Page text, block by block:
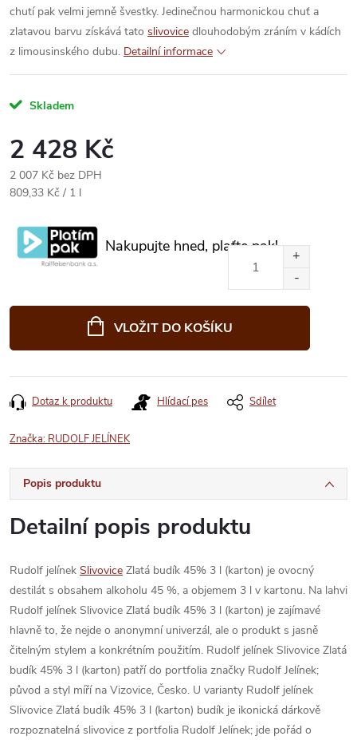
chutí pak velmi jemně švestky. Jedinečnou harmonickou chuť a
zlatavou barvu získává tato slivovice dlouhodobým zráním v kádích
z limousinského dubu. Detailní informace
Skladem
2 428 Kč
2 007 Kč bez DPH
Měrná
809,33 Kč / 1 l
Nakupujte hned, plaťte pak!
VLOŽIT DO KOŠÍKU
Dotaz k produktu Hlídací pes Sdílet
Značka: RUDOLF JELÍNEK
Popis produktu
Detailní popis produktu
Rudolf jelínek Slivovice Zlatá budík 45% 3 l (karton) je ovocný
destilát s obsahem alkoholu 45 %, a objemem 3 l v kartonu. Na lahvi
Rudolf jelínek Slivovice Zlatá budík 45% 3 l (karton) je zajímavé
hlavně to, že nejde o anonymní univerzál, ale o produkt s jasně
čitelným stylem a konkrétním použitím. Rudolf jelínek Slivovice Zlatá
budík 45% 3 l (karton) patří do portfolia značky Rudolf Jelínek;
původ a styl míří na Vizovice, Česko. U varianty Rudolf jelínek
Slivovice Zlatá budík 45% 3 l (karton) budík je ikonická dárkově
rozpoznatelná slivovice z portfolia Rudolf Jelínek; jde pořád o